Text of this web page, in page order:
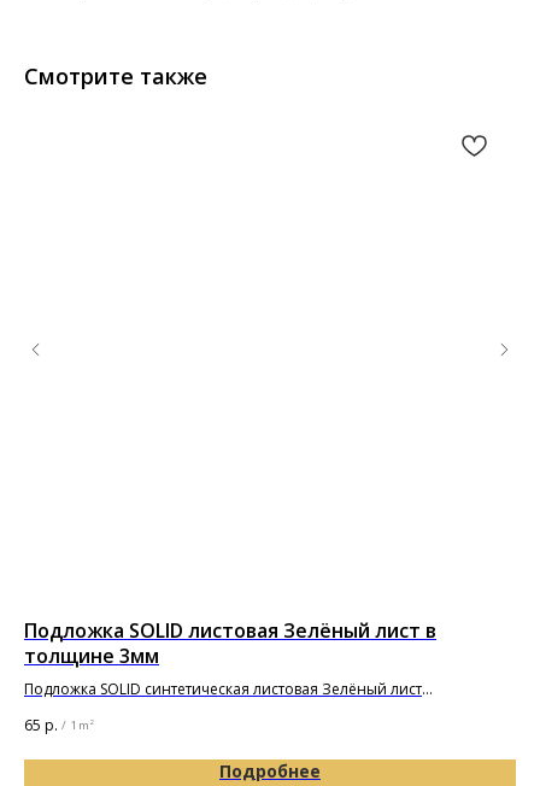
Смотрите также
Подложка SOLID листовая Зелёный лист в
толщине 3мм
Подложка SOLID синтетическая листовая Зелёный лист
65 р. / 1 m²
Подробнее